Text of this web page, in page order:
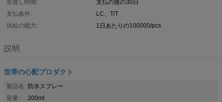
受渡し時間:
支払の後の30日
支払条件:
LC、T/T
供給の能力:
1日あたりの100000/pcs
説明
世帯の心配プロダクト
製品名: 防水スプレー
容量:
200ml